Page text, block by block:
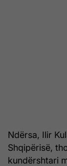
Ndërsa, Ilir
Shqipërisë,
kundërshtari